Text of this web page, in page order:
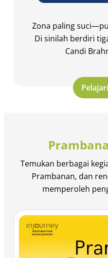
Zona paling
Di sinilah berdiri
Candi
Temukan berbagai
Prambanan, dan
memperoleh